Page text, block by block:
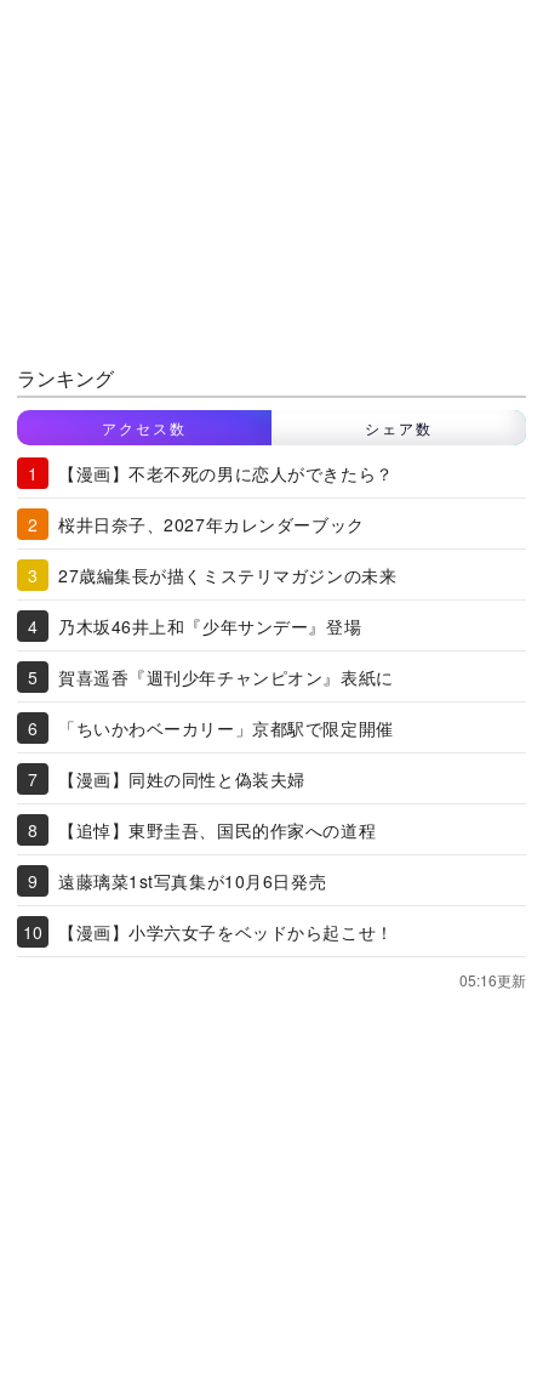
ランキング
アクセス数 シェア数
【漫画】不老不死の男に恋人ができたら？
桜井日奈子、2027年カレンダーブック
27歳編集長が描くミステリマガジンの未来
乃木坂46井上和『少年サンデー』登場
賀喜遥香『週刊少年チャンピオン』表紙に
「ちいかわベーカリー」京都駅で限定開催
【漫画】同姓の同性と偽装夫婦
【追悼】東野圭吾、国民的作家への道程
遠藤璃菜1st写真集が10月6日発売
【漫画】小学六女子をベッドから起こせ！
05:16更新